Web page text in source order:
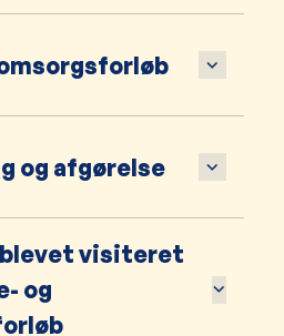
og afgørelse
blevet visiteret
og